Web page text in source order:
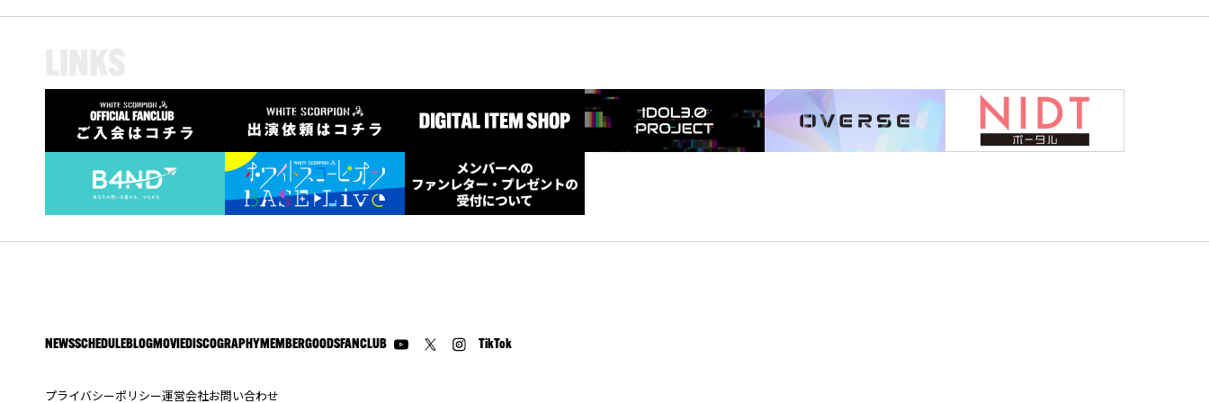
NEWSSCHEDULE BLOGMOVIE DISCOGRAPHY MEMBERGOODS FANCLUB TikTok
プライバシーポリシー運営会社お問い合わせ